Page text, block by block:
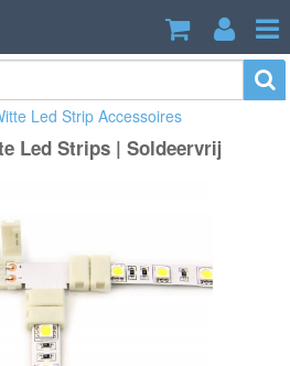
Witte Led Strips |
Led Strip Accessoires
Led Strips | Soldeervrij